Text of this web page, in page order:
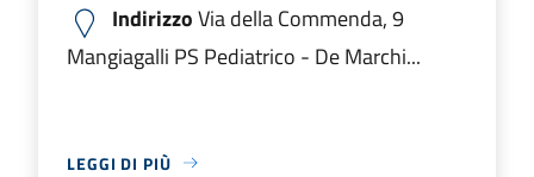
IndirizzoVia della Commenda, 9
Mangiagalli PS Pediatrico - De Marchi...
LEGGI DI PIÙ